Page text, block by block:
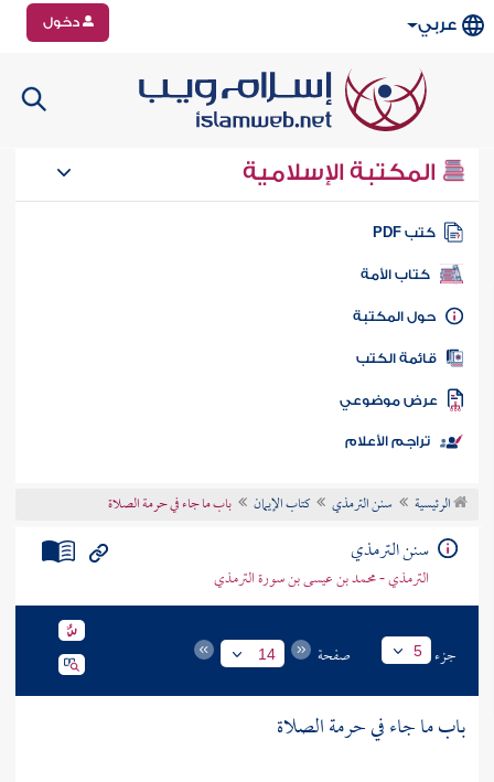
عربي دخول
المكتبة الإسلامية
كتب PDF
كتاب الأمة
المكتبة
الكتب
موضوعي
تراجم الأعلام
الرئيسية سنن الترمذي كتاب الإيمان باب ما جاء في حرمة الصلاة
سنن الترمذي
الترمذي - محمد بن عيسى بن سورة الترمذي
جزء 5 صفحة 14
باب ما جاء في حرمة الصلاة